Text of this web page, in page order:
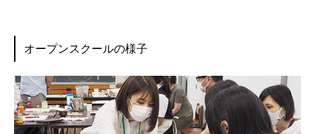
オープンスクールの様子